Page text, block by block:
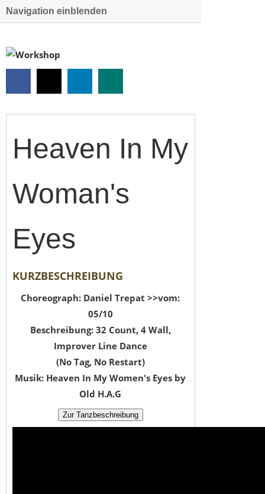
Navigation einblenden
Heaven In My
Woman's
Eyes
KURZBESCHREIBUNG
Choreograph: Daniel Trepat >>vom:
05/10
Beschreibung: 32 Count, 4 Wall,
Improver Line Dance
(No Tag, No Restart)
Musik: Heaven In My Women's Eyes by
Old H.A.G